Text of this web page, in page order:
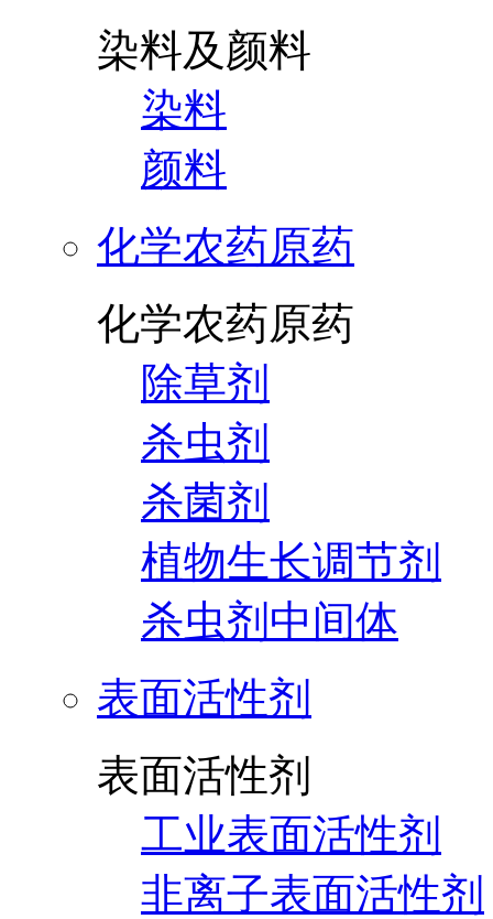
染料及颜料
染料
颜料
化学农药原药
化学农药原药
除草剂
杀虫剂
杀菌剂
植物生长调节剂
杀虫剂中间体
表面活性剂
表面活性剂
工业表面活性剂
非离子表面活性剂